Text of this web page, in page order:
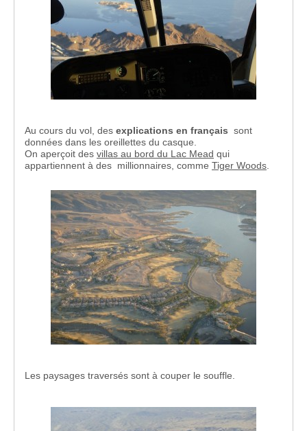
Au cours du vol, des explications en français sont
données dans les oreillettes du casque.
On aperçoit des villas au bord du Lac Mead qui
appartiennent à des millionnaires, comme Tiger Woods
Les paysages traversés sont à couper le souffle.